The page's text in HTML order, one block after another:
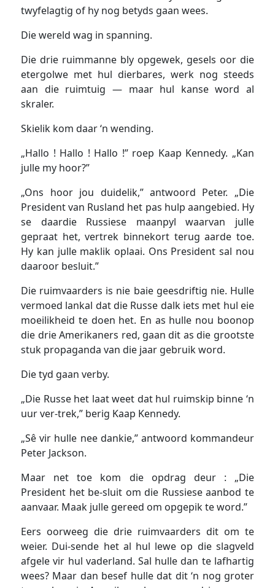
twyfelagtig of hy nog betyds gaan wees.
Die wereld wag in spanning.
Die drie ruimmanne bly opgewek, gesels oor die
etergolwe met hul dierbares, werk nog steeds
aan die ruimtuig — maar hul kanse word al
skraler.
Skielik kom daar ‘n wending.
„Hallo ! Hallo ! Hallo !” roep Kaap Kennedy. „Kan
julle my hoor?”
„Ons hoor jou duidelik,” antwoord Peter. „Die
President van Rusland het pas hulp aangebied. Hy
se daardie Russiese maanpyl waarvan julle
gepraat het, vertrek binnekort terug aarde toe.
Hy kan julle maklik oplaai. Ons President sal nou
daaroor besluit.”
Die ruimvaarders is nie baie geesdriftig nie. Hulle
vermoed lankal dat die Russe dalk iets met hul eie
moeilikheid te doen het. En as hulle nou boonop
die drie Amerikaners red, gaan dit as die grootste
stuk propaganda van die jaar gebruik word.
Die tyd gaan verby.
„Die Russe het laat weet dat hul ruimskip binne ‘n
uur ver-trek,” berig Kaap Kennedy.
„Sê vir hulle nee dankie,” antwoord kommandeur
Peter Jackson.
Maar net toe kom die opdrag deur : „Die
President het be-sluit om die Russiese aanbod te
aanvaar. Maak julle gereed om opgepik te word.”
Eers oorweeg die drie ruimvaarders dit om te
weier. Dui-sende het al hul lewe op die slagveld
afgele vir hul vaderland. Sal hulle dan te lafhartig
wees? Maar dan besef hulle dat dit ‘n nog groter